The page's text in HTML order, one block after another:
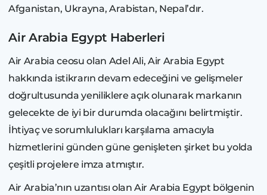
Afganistan, Ukrayna, Arabistan, Nepal’dır.
Air Arabia Egypt Haberleri
Air Arabia ceosu olan Adel Ali, Air Arabia Egypt
hakkında istikrarın devam edeceğini ve gelişmeler
doğrultusunda yeniliklere açık olunarak markanın
gelecekte de iyi bir durumda olacağını belirtmiştir.
İhtiyaç ve sorumlulukları karşılama amacıyla
hizmetlerini günden güne genişleten şirket bu yolda
çeşitli projelere imza atmıştır.
Air Arabia’nın uzantısı olan Air Arabia Egypt bölgenin